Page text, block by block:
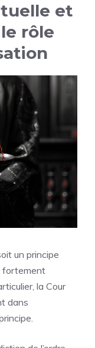
et
rôle
un principe
fortement
la Cour
dans